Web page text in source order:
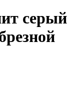
серый